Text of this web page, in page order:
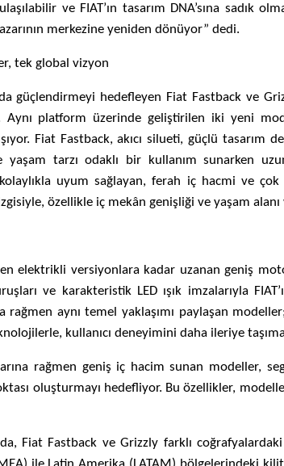
ve FIAT’ın tasarım DNA’sına sadık
merkezine yeniden dönüyor” dedi.
tek global vizyon
da güçlendirmeyi hedefleyen Fiat Fastback ve
Aynı platform üzerinde geliştirilen iki yeni
Fiat Fastback, akıcı silueti, güçlü tasarım
yaşam tarzı odaklı bir kullanım sunarken
uyum sağlayan, ferah iç hacmi ve
özellikle iç mekân genişliği ve yaşam
elektrikli versiyonlara kadar uzanan geniş
ve karakteristik LED ışık imzalarıyla
rağmen aynı temel yaklaşımı paylaşan
kullanıcı deneyimini daha ileriye
rağmen geniş iç hacim sunan modeller,
oluşturmayı hedefliyor. Bu özellikler,
Fiat Fastback ve Grizzly farklı